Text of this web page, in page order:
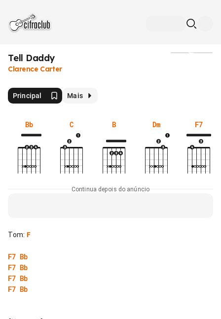
Tell Daddy
Clarence Carter
Principal Mais
Bb C B Dm F7
Continua depois do anúncio
Tom: F
F7 Bb
F7 Bb
F7 Bb
F7 Bb